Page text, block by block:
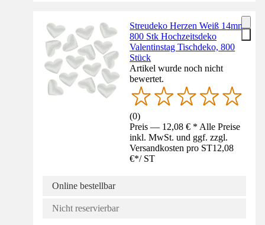
Streudeko Herzen Weiß 14mm
800 Stk Hochzeitsdeko
Valentinstag Tischdeko, 800
Stück
Artikel wurde noch nicht
bewertet.
(0)
Preis — 12,08 € * Alle Preise
inkl. MwSt. und ggf. zzgl.
Versandkosten pro ST12,08
€*/ ST
Online bestellbar
Nicht reservierbar